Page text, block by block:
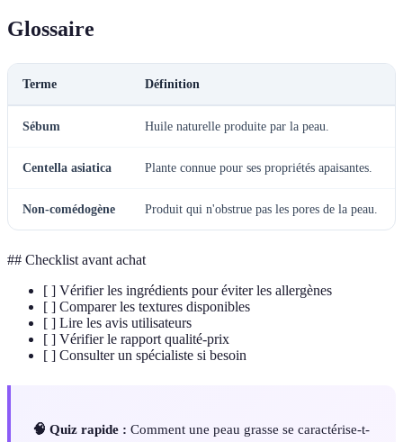
Glossaire
Terme Définition
Sébum Huile naturelle produite par la peau.
Centella asiatica Plante connue pour ses propriétés apaisantes.
Non-comédogène Produit qui n'obstrue pas les pores de la peau.
## Checklist avant achat
[ ] Vérifier les ingrédients pour éviter les allergènes
[ ] Comparer les textures disponibles
[ ] Lire les avis utilisateurs
[ ] Vérifier le rapport qualité-prix
[ ] Consulter un spécialiste si besoin
🧠 Quiz rapide : Comment une peau grasse se caractérise-t-